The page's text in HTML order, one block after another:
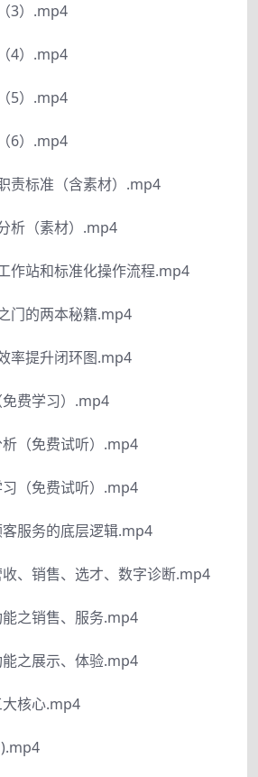
3）.mp4
4）.mp4
5）.mp4
6）.mp4
责标准（含素材）.mp4
析（素材）.mp4
作站和标准化操作流程.mp4
门的两本秘籍.mp4
率提升闭环图.mp4
费学习）.mp4
（免费试听）.mp4
（免费试听）.mp4
服务的底层逻辑.mp4
、销售、选才、数字诊断.mp4
之销售、服务.mp4
之展示、体验.mp4
核心.mp4